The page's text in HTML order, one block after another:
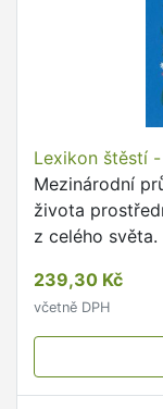
Lexikon štěstí
Mezinárodní
života
z celého světa.
239,30 Kč
včetně DPH